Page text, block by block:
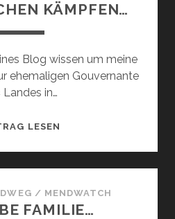
KÄMPFEN…
Blog wissen um meine
ehemaligen Gouvernante
Landes in…
LESEN
/ MENDWATCH
FAMILIE…